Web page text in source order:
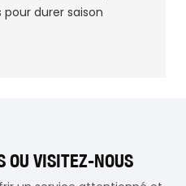
durer saison
OU VISITEZ-NOUS